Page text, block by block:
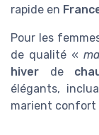
rapide en
Pour les
de qualité «
hiver de
élégants,
marient confort